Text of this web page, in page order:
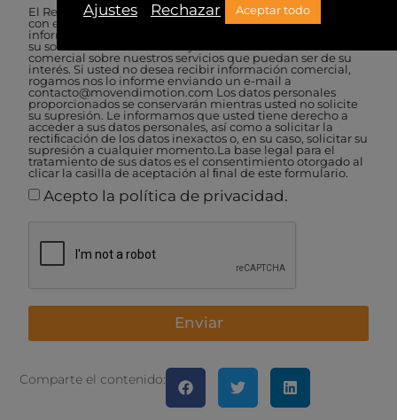
El Responsable del tratamiento de sus datos es ELMEQ SL,
con el NIF B62404512. Le informamos que trataremos la
información que usted nos facilite con el ﬁn de contestar
su solicitud de información y de remitirle comunicación
comercial sobre nuestros servicios que puedan ser de su
interés. Si usted no desea recibir información comercial,
rogamos nos lo informe enviando un e-mail a
contacto@movendimotion.com Los datos personales
proporcionados se conservarán mientras usted no solicite
su supresión. Le informamos que usted tiene derecho a
acceder a sus datos personales, así como a solicitar la
rectiﬁcación de los datos inexactos o, en su caso, solicitar su
supresión a cualquier momento.La base legal para el
tratamiento de sus datos es el consentimiento otorgado al
clicar la casilla de aceptación al ﬁnal de este formulario.
Acepto la política de privacidad.
Enviar
Comparte el contenido:
Ajustes
Rechazar Aceptar todo